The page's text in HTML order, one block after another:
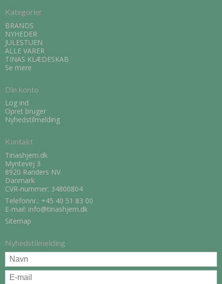
Kategorier
BRANDS
NYHEDER
JULESTUEN
ALLE VARER
TINAS KLÆDESKAB
Se mere
Din konto
Log ind
Opret bruger
Nyhedstilmelding
Kontakt
Tinashjem.dk
Myntevej 3
8920 Randers NV
Danmark
CVR-nummer: 34800804
Telefonnr.: +45 40 51 83 00
E-mail: info@tinashjem.dk
Sitemap
Nyhedstilmelding